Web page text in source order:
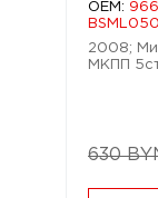
OEM:
2008;
МКПП
630